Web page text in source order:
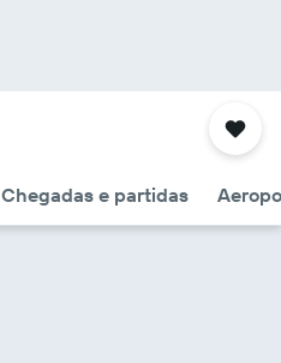
Chegadas e partidas